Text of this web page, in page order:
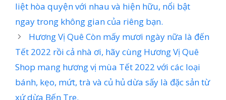
liệt hòa quyện với nhau và hiện hữu, nổi bật
ngay trong không gian của riêng bạn.
Hương Vị Quê Còn mấy mươi ngày nữa là đến
Tết 2022 rồi cả nhà ơi, hãy cùng Hương Vị Quê
Shop mang hương vị mùa Tết 2022 với các loại
bánh, kẹo, mứt, trà và củ hủ dừa sấy là đặc sản từ
xứ dừa Bến Tre.